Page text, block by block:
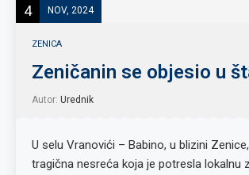
4 NOV, 2024
ZENICA
Zeničanin se objesio u
Autor: Urednik
U selu Vranovići – Babino, u blizini
tragična nesreća koja je potresla lokalnu